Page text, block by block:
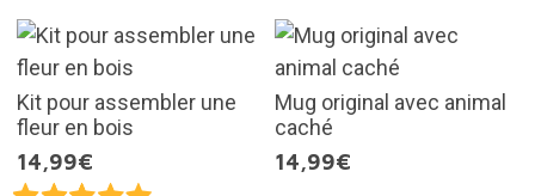
Kit pour assembler une
fleur en bois
14,99€
Mug original avec animal
caché
14,99€